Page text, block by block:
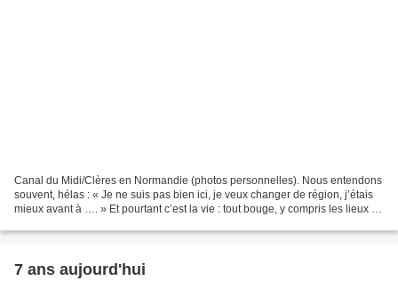
Canal du Midi/Clères en Normandie (photos personnelles). Nous entendons
souvent, hélas : « Je ne suis pas bien ici, je veux changer de région, j’étais
mieux avant à …. » Et pourtant c’est la vie : tout bouge, y compris les lieux de
7 ans aujourd'hui